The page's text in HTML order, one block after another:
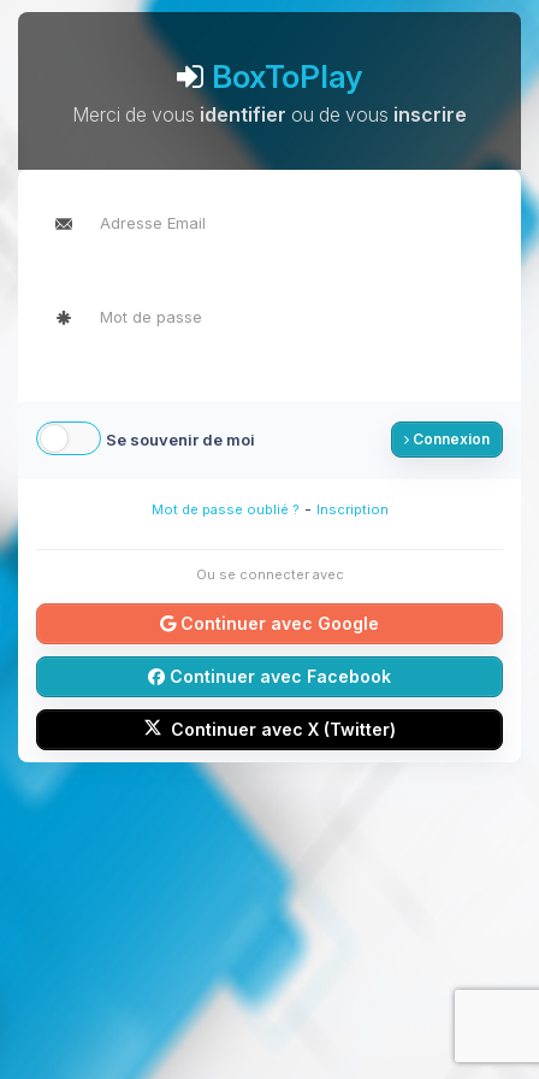
BoxToPlay
Merci de vous identifier ou de vous inscrire
Se souvenir de moi Connexion
Mot de passe oublié ? - Inscription
Ou se connecter avec
Continuer avec Google
Continuer avec Facebook
Continuer avec X (Twitter)